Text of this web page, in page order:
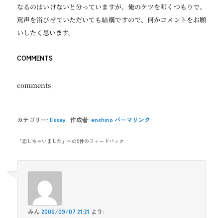
なるのはいけないと分っていますが、俺のケツを叩くつもりで、
罵声を浴びせていただいても結構ですので、何かコメントをお願
いしたく思います。
COMMENTS
comments
カテゴリー:Essay 作成者:enshino パーマリンク
「恋しちゃいました 」への5件のフィードバック
みん 2006/09/07 21:21 より: